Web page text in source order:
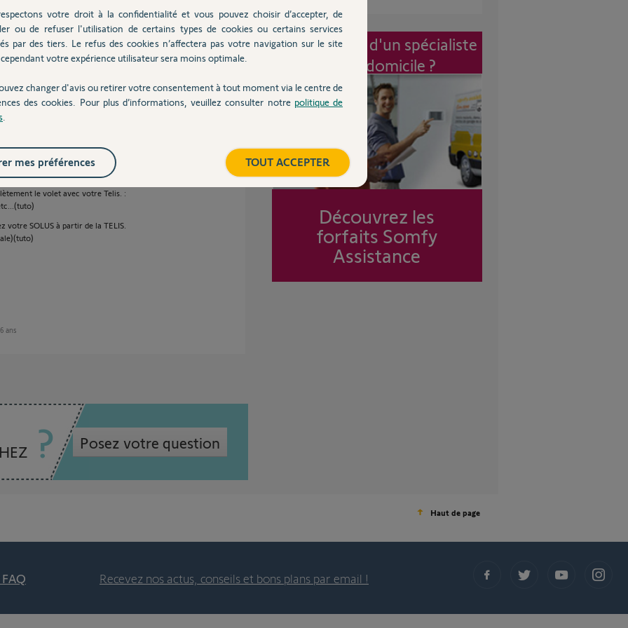
à condition de couper le courant
bêtises...
la Telis à partir de chaque Solus
des piles à la déprogrammation...et à
dédié.
reliée à une prise.
dans un premier temps de regler seulement
en décrochant le tablier pour le
le volet avec votre Telis. :
SOLUS à partir de la TELIS.
ans
Posez votre question
Intervention d'un spécialiste
à mon domicile ?
Découvrez les
forfaits Somfy
Assistance
Haut de page
Recevez nos actus, conseils et bons plans par email !
votre droit à la confidentialité et vous pouvez choisir d’accepter, de
ou de refuser l'utilisation de certains types de cookies ou certains services
par des tiers. Le refus des cookies n’affectera pas votre navigation sur le site
votre expérience utilisateur sera moins optimale.
changer d'avis ou retirer votre consentement à tout moment via le centre de
des cookies. Pour plus d’informations, veuillez consulter notre politique de
TOUT ACCEPTER
mes préférences